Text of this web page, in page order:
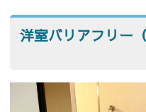
洋室バリアフリー